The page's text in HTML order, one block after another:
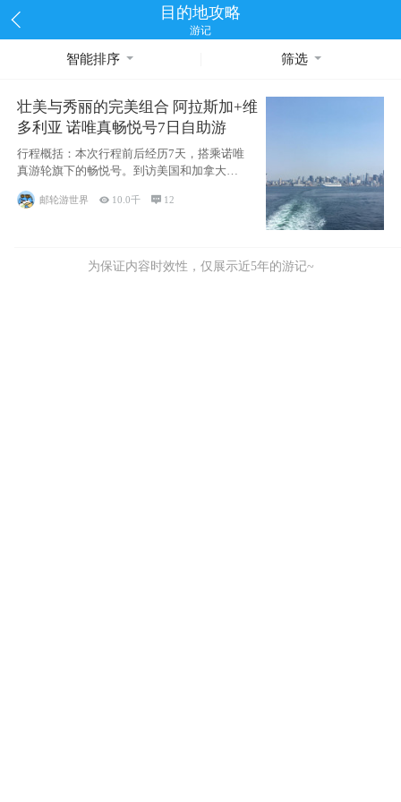
目的地攻略
游记
智能排序 筛选
壮美与秀丽的完美组合 阿拉斯加+维
多利亚 诺唯真畅悦号7日自助游
行程概括：本次行程前后经历7天，搭乘诺唯
真游轮旗下的畅悦号。到访美国和加拿大的4
个州/省：美国华盛顿州
邮轮游世界  10.0千  12
为保证内容时效性，仅展示近5年的游记~